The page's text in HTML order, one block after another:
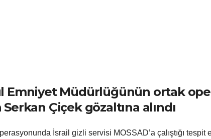
Emniyet Müdürlüğünün ortak
Çiçek gözaltına alındı
İsrail gizli servisi MOSSAD’a çalıştığı